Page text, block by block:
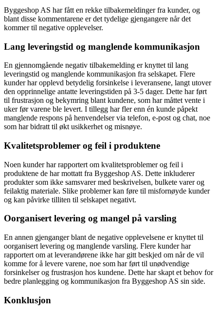
Byggeshop AS har fått en rekke tilbakemeldinger fra kunder, og
blant disse kommentarene er det tydelige gjengangere når det
kommer til negative opplevelser.
Lang leveringstid og manglende kommunikasjon
En gjennomgående negativ tilbakemelding er knyttet til lang
leveringstid og manglende kommunikasjon fra selskapet. Flere
kunder har opplevd betydelig forsinkelse i leveransene, langt utover
den opprinnelige antatte leveringstiden på 3-5 dager. Dette har ført
til frustrasjon og bekymring blant kundene, som har måttet vente i
uker før varene ble levert. I tillegg har fler enn én kunde påpekt
manglende respons på henvendelser via telefon, e-post og chat, noe
som har bidratt til økt usikkerhet og misnøye.
Kvalitetsproblemer og feil i produktene
Noen kunder har rapportert om kvalitetsproblemer og feil i
produktene de har mottatt fra Byggeshop AS. Dette inkluderer
produkter som ikke samsvarer med beskrivelsen, bulkete varer og
feilaktig materiale. Slike problemer kan føre til misfornøyde kunder
og kan påvirke tilliten til selskapet negativt.
Oorganisert levering og mangel på varsling
En annen gjenganger blant de negative opplevelsene er knyttet til
oorganisert levering og manglende varsling. Flere kunder har
rapportert om at leverandørene ikke har gitt beskjed om når de vil
komme for å levere varene, noe som har ført til unødvendige
forsinkelser og frustrasjon hos kundene. Dette har skapt et behov for
bedre planlegging og kommunikasjon fra Byggeshop AS sin side.
Konklusjon